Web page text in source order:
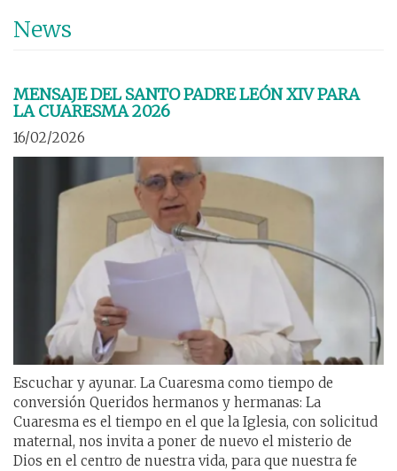
News
MENSAJE DEL SANTO PADRE LEÓN XIV PARA
LA CUARESMA 2026
16/02/2026
Escuchar y ayunar. La Cuaresma como tiempo de
conversión Queridos hermanos y hermanas: La
Cuaresma es el tiempo en el que la Iglesia, con solicitud
maternal, nos invita a poner de nuevo el misterio de
Dios en el centro de nuestra vida, para que nuestra fe